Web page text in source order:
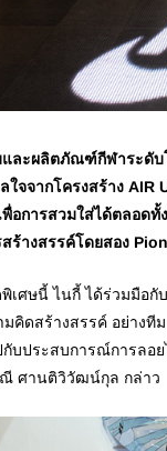
ตภัณฑ์กีฬาระดับโลก
จจากโครงสร้าง AIR
พื่อการสวมใส่ได้ตลอ
ร้างสรรค์โดยสอง
ไนกี้ ได้ร่วมมือกับร้า
คิดสร้างสรรค์ อย่างที
กับประสบการณ์การล
ศานติวิวัฒน์กุล กล่าว